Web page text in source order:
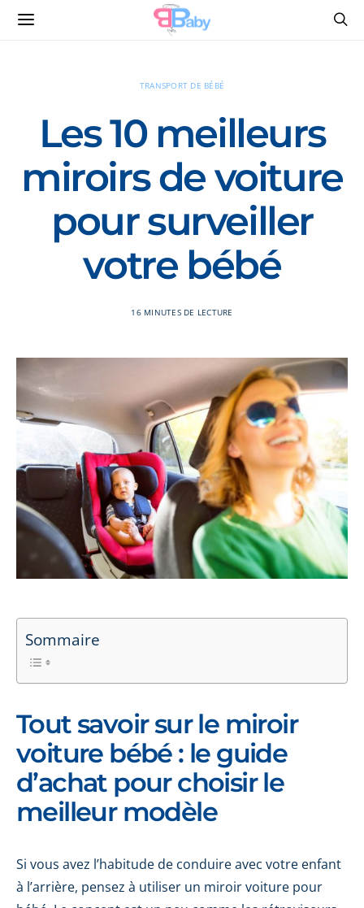
TRANSPORT DE BÉBÉ
Les 10 meilleurs
miroirs de voiture
pour surveiller
votre bébé
16 MINUTES DE LECTURE
Sommaire
Tout savoir sur le miroir
voiture bébé : le guide
d’achat pour choisir le
meilleur modèle
Si vous avez l’habitude de conduire avec votre enfant
à l’arrière, pensez à utiliser un miroir voiture pour